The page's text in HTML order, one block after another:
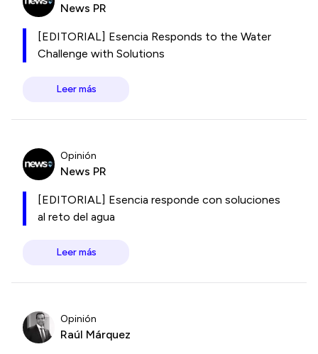
News PR
[EDITORIAL] Esencia Responds to the Water
Challenge with Solutions
Leer más
Opinión
News PR
[EDITORIAL] Esencia responde con soluciones
al reto del agua
Leer más
Opinión
Raúl Márquez